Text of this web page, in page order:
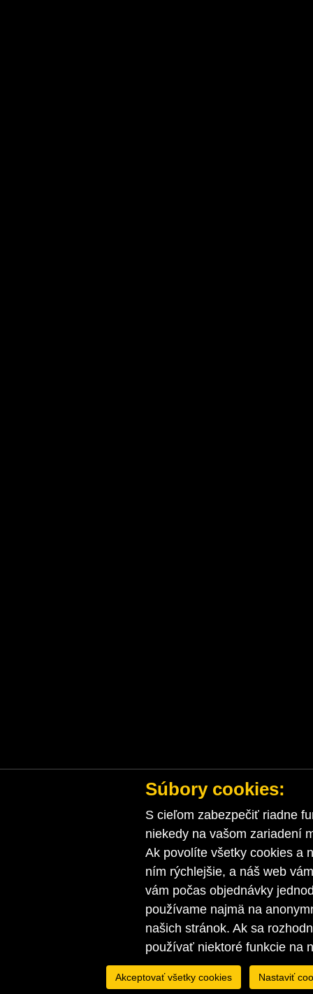
Súbory cookies:
S cieľom zabezpečiť riadne
niekedy na vašom zariadení
Ak povolíte všetky cookies a
ním rýchlejšie, a náš web
vám počas objednávky
používame najmä na
našich stránok. Ak sa
používať niektoré funkcie na
Akceptovať všetky cookies Nastaviť